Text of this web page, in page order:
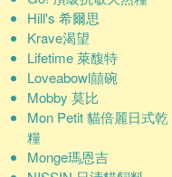
Hill's 希爾思
Krave渴望
Lifetime 萊馥特
Loveabowl囍碗
Mobby 莫比
Mon Petit 貓倍麗日式乾
糧
Monge瑪恩吉